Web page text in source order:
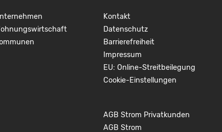
Kontakt
Datenschutz
Barrierefreiheit
Impressum
EU: Online-Streitbeilegung
Cookie-Einstellungen
AGB Strom Privatkunden
AGB Strom